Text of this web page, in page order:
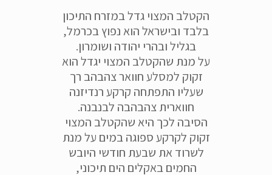
הקטלב המצוי גדל במזרח התיכון
בלבד ובישראל הוא נפוץ בכרמל,
בגליל ובהרי יהודה ושומרון.
על מנת שהקטלב המצוי יגדל הוא
זקוק למסלע חוואר צהבהב רך
שעליו התפתחה קרקע רנדיזנה
חווארית צהבהבה לבנבנה.
הסיבה לכך היא שהקטלב המצוי
זקוק לקרקע ספוגה במים על מנת
לשרוד את שבעת חודשי היובש
החמים באקלים הים תיכוני,